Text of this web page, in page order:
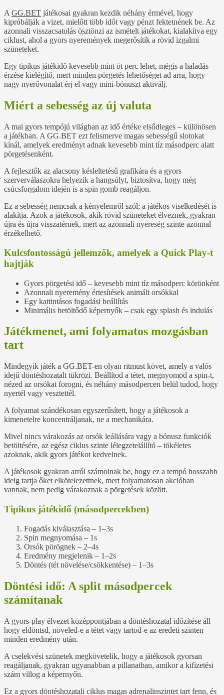
A GG.BET játékosai gyakran kezdik néhány érmével, hogy
kipróbálják a vizet, mielőtt több időt vagy pénzt fektetnének be. Az
azonnali visszacsatolás ösztönzi az ismételt játékokat, kialakítva egy
ciklust, ahol a gyors nyeremények megerősítik a rövid izgalmi
szüneteket.
Egy tipikus játékidő kevesebb mint öt perc lehet, mégis a haladás
érzése kielégítő, mert minden pörgetés lehetőséget ad arra, hogy
nagy nyerővonalat érj el vagy mini‑bónuszt aktiválj.
Miért a sebesség az új valuta
A mai gyors tempójú világban az idő értéke elsődleges – különösen
a játékban. A GG.BET ezt felismerve magas sebességű slotokat
kínál, amelyek eredményt adnak kevesebb mint tíz másodperc alatt
pörgetésenként.
A fejlesztők az alacsony késleltetésű grafikára és a gyors
szerverválaszokra helyezik a hangsúlyt, biztosítva, hogy még
csúcsforgalom idején is a spin gomb reagáljon.
Ez a sebesség nemcsak a kényelemről szól; a játékos viselkedését is
alakítja. Azok a játékosok, akik rövid szüneteket élveznek, gyakran
újra és újra visszatérnek, mert az azonnali nyereség szinte azonnal
érzékelhető.
Kulcsfontosságú jellemzők, amelyek a Quick Play-t
hajtják
Gyors pörgetési idő – kevesebb mint tíz másodperc körönként
Azonnali nyeremény értesítések animált orsókkal
Egy kattintásos fogadási beállítás
Minimális betöltődő képernyők – csak egy splash és indulás
Játékmenet, ami folyamatos mozgásban
tart
Mindegyik játék a GG.BET-en olyan ritmust követ, amely a valós
idejű döntéshozatalt tükrözi. Beállítod a tétet, megnyomod a spin-t,
nézed az orsókat forogni, és néhány másodpercen belül tudod, hogy
nyertél vagy vesztettél.
A folyamat szándékosan egyszerűsített, hogy a játékosok a
kimenetelre koncentráljanak, ne a mechanikára.
Mivel nincs várakozás az orsók leállására vagy a bónusz funkciók
betöltésére, az egész ciklus szinte lélegzetelállító – tökéletes
azoknak, akik gyors játékot kedvelnek.
A játékosok gyakran arról számolnak be, hogy ez a tempó hosszabb
ideig tartja őket elkötelezettnek, mert folyamatosan akcióban
vannak, nem pedig várakoznak a pörgetések között.
Tipikus játékidő (másodpercekben)
Fogadás kiválasztása – 1–3s
Spin megnyomása – 1s
Orsók pörögnek – 2–4s
Eredmény megjelenik – 1–2s
Döntés (tét növelése/csökkentése) – 1–3s
Döntési idő: A split másodpercek
számítanak
A gyors‑play élvezet középpontjában a döntéshozatal időzítése áll –
hogy eldöntsd, növeled‑e a tétet vagy tartod‑e az eredeti szinten
minden eredmény után.
A cselekvési szünetek megkövetelik, hogy a játékosok gyorsan
reagáljanak, gyakran ugyanabban a pillanatban, amikor a kifizetési
szám villog a képernyőn.
Ez a gyors döntéshozatali ciklus magas adrenalinszintet tart fenn, és